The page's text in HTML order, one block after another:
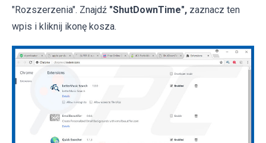
"Rozszerzenia". Znajdź "ShutDownTime", zaznacz ten
wpis i kliknij ikonę kosza.